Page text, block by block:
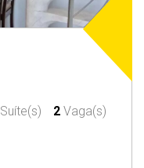
Suíte(s) 2 Vaga(s)